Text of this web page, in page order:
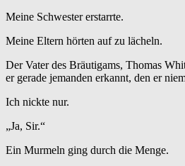
Meine Schwester erstarrte.
Meine Eltern hörten auf zu lächeln.
Der Vater des Bräutigams, Thomas
er gerade jemanden erkannt, den er
Ich nickte nur.
„Ja, Sir.“
Ein Murmeln ging durch die Menge.